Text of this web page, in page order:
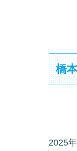
橋
2025